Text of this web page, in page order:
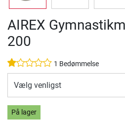
AIREX
200
1 Bedømmelse
Vælg venligst
På lager